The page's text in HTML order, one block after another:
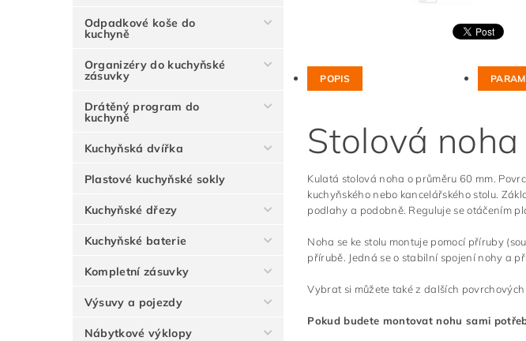
Odpadkové koše do
kuchyně
Organizéry do kuchyňské
zásuvky
Drátěný program do
kuchyně
Kuchyňská dvířka
Plastové kuchyňské sokly
Kuchyňské dřezy
Kuchyňské baterie
Kompletní zásuvky
Výsuvy a pojezdy
Nábytkové výklopy
POPIS
Stolová
Kulatá stolová noha o průměru 60 mm.
kuchyňského nebo kancelářského stolu.
podlahy a podobně. Reguluje se otáčením
Noha se ke stolu montuje pomocí příruby
přírubě. Jedná se o stabilní spojení nohy a
Vybrat si můžete také z dalších
Pokud budete montovat nohu sami